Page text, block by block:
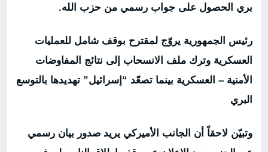
بري الحصول على جواب رسمي من حزب الله.
رئيس الجمهورية يروّج لمقترح بوقف شامل للعمليات
العسكرية وترك ملف الانسحاب إلى نتائج المفاوضات
الأمنية – العسكرية بينما تصعّد “إسرائيل” تهديدها بالتوسع
البري
وتبيّن لاحقاً أن الجانب الأميركي يريد صدور بيان رسمي